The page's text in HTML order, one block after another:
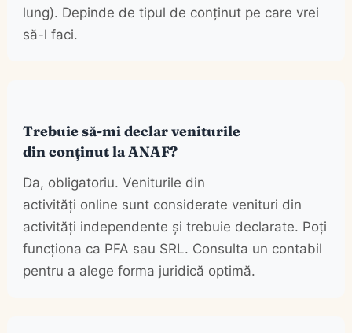
lung). Depinde de tipul de conținut pe care vrei
să-l faci.
Trebuie să-mi declar veniturile
din conținut la ANAF?
Da, obligatoriu. Veniturile din
activități online sunt considerate venituri din
activități independente și trebuie declarate. Poți
funcționa ca PFA sau SRL. Consulta un contabil
pentru a alege forma juridică optimă.